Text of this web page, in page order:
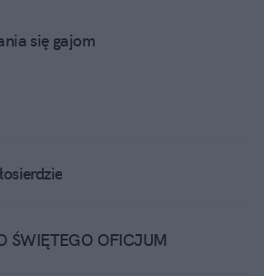
się gajom
ŚWIĘTEGO OFICJUM